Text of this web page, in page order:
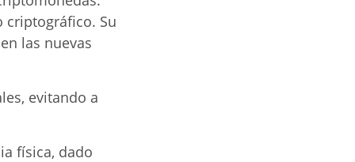
criptográfico. Su
las nuevas
evitando a
física, dado